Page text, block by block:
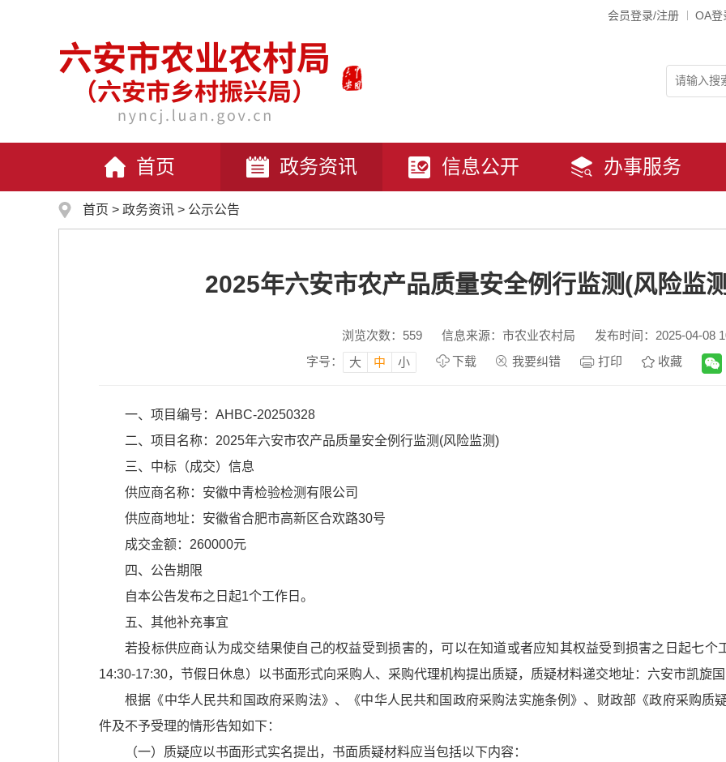
会员登录/注册 OA登
首页 政务资讯 信息公开 办事服务
首页 > 政务资讯 > 公示公告
2025年六安市农产品质量安全例行监测(风险监
浏览次数： 559 信息来源：市农业农村局
发布时间：2025-04-08
字号：
大 中 小 下载 我要纠错 打印 收藏
一、项目编号：AHBC-20250328
二、项目名称：2025年六安市农产品质量安全例行监测(风险监测)
三、中标（成交）信息
供应商名称：安徽中青检验检测有限公司
供应商地址：安徽省合肥市高新区合欢路30号
成交金额：260000元
四、公告期限
自本公告发布之日起1个工作日。
五、其他补充事宜
若投标供应商认为成交结果使自己的权益受到损害的，可以在知道或者应知其权益受到损害之日起七个
14:30-17:30，节假日休息）以书面形式向采购人、采购代理机构提出质疑，质疑材料递交地址：六安市凯旋
根据《中华人民共和国政府采购法》、《中华人民共和国政府采购法实施条例》、财政部《政府采购质
件及不予受理的情形告知如下：
（一）质疑应以书面形式实名提出，书面质疑材料应当包括以下内容：